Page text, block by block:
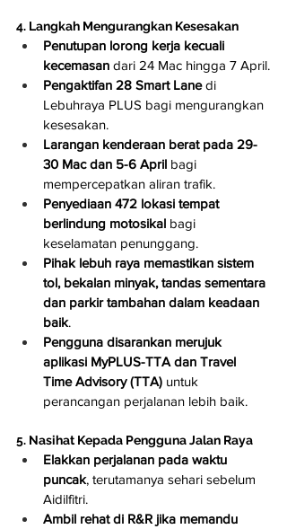
4. Langkah Mengurangkan Kesesakan
Penutupan lorong kerja kecuali
kecemasan dari 24 Mac hingga 7 April.
Pengaktifan 28 Smart Lane di
Lebuhraya PLUS bagi mengurangkan
kesesakan.
Larangan kenderaan berat pada 29-
30 Mac dan 5-6 April bagi
mempercepatkan aliran trafik.
Penyediaan 472 lokasi tempat
berlindung motosikal bagi
keselamatan penunggang.
Pihak lebuh raya memastikan sistem
tol, bekalan minyak, tandas sementara
dan parkir tambahan dalam keadaan
baik.
Pengguna disarankan merujuk
aplikasi MyPLUS-TTA dan Travel
Time Advisory (TTA) untuk
perancangan perjalanan lebih baik.
5. Nasihat Kepada Pengguna Jalan Raya
Elakkan perjalanan pada waktu
puncak, terutamanya sehari sebelum
Aidilfitri.
Ambil rehat di R&R jika memandu